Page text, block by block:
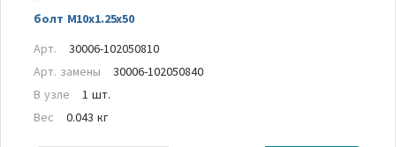
болт M10x1.25x50
Арт.
30006-102050810
Арт. замены
30006-102050840
В узле
1 шт.
Вес
0.043 кг